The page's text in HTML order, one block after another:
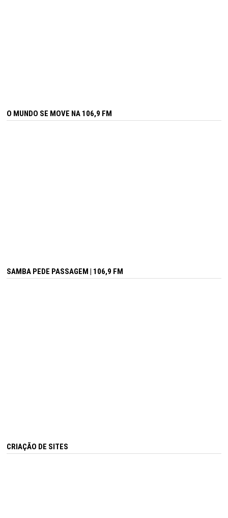
O MUNDO SE MOVE NA 106,9 FM
SAMBA PEDE PASSAGEM | 106,9 FM
CRIAÇÃO DE SITES